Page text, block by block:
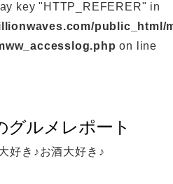
key "HTTP_REFERER" in
public_html/
on line
好き♪お酒大好き♪